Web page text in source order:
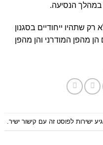
במהלך הנסיעה.
שתהיו ייחודיים בסגנון
מהפן המודרני והן מהפן
ישירות לפוסט זה עם קישור ישיר